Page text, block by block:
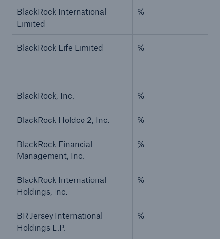
BlackRock International
Limited
%
BlackRock Life Limited %
– –
BlackRock, Inc. %
BlackRock Holdco 2, Inc. %
BlackRock Financial
Management, Inc.
%
BlackRock International
Holdings, Inc.
%
BR Jersey International
Holdings L.P.
%